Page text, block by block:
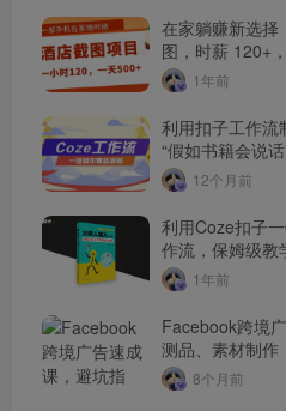
在家躺赚新选择
图，时薪 120+
1年前
利用扣子工作流
“假如书籍会说
12个月前
利用Coze扣子
作流，保姆级教
1年前
Facebook跨境
测品、素材制作
单出单8个月前